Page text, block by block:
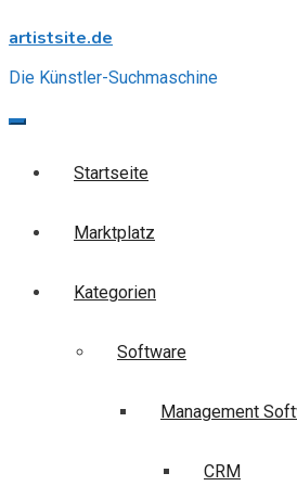
to
artistsite.de
Die Künstler-Suchmaschine
Startseite
Marktplatz
Kategorien
Software
Management
CRM